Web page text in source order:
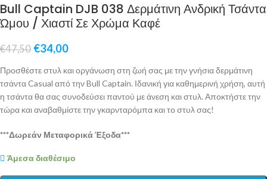
Bull Captain DJB 038 Δερμάτινη Ανδρική Τσάντα
Ώμου / Χιαστί Σε Χρώμα Καφέ
€47,50 €34,00
Προσθέστε στυλ και οργάνωση στη ζωή σας με την γνήσια δερμάτινη
τσάντα Casual από την Bull Captain. Ιδανική για καθημερινή χρήση, αυτή
η τσάντα θα σας συνοδεύσει παντού με άνεση και στυλ. Αποκτήστε την
τώρα και αναβαθμίστε την γκαρνταρόμπα και το στυλ σας!
***Δωρεάν Μεταφορικά Έξοδα***
Άμεσα διαθέσιμο